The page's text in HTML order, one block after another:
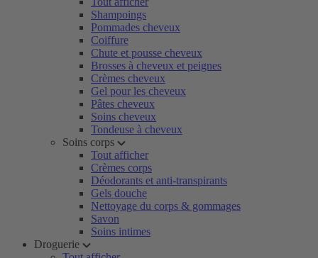
Shampoings
Pommades cheveux
Coiffure
Chute et pousse cheveux
Brosses à cheveux et peignes
Crèmes cheveux
Gel pour les cheveux
Pâtes cheveux
Soins cheveux
Tondeuse à cheveux
Soins corps
Tout afficher
Crèmes corps
Déodorants et anti-transpirants
Gels douche
Nettoyage du corps & gommages
Savon
Soins intimes
Droguerie